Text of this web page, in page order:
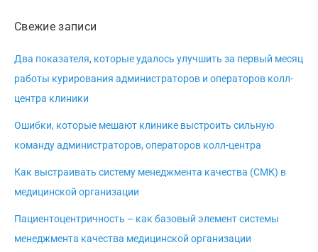
Свежие записи
Два показателя, которые удалось улучшить за первый месяц
работы курирования администраторов и операторов колл-
центра клиники
Ошибки, которые мешают клинике выстроить сильную
команду администраторов, операторов колл-центра
Как выстраивать систему менеджмента качества (СМК) в
медицинской организации
Пациентоцентричность – как базовый элемент системы
менеджмента качества медицинской организации